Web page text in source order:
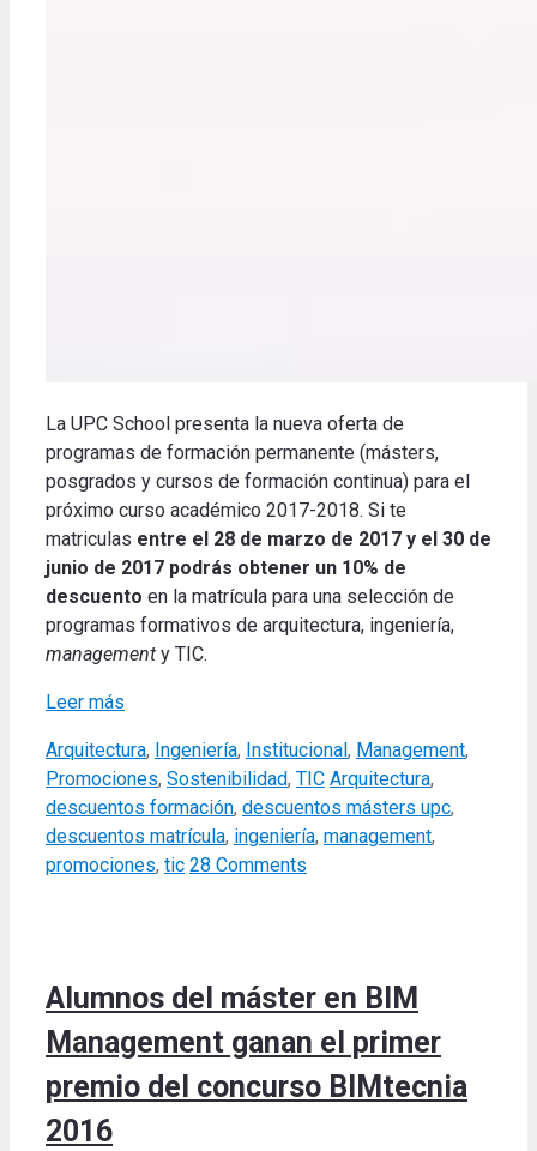
La UPC School presenta la nueva oferta de
programas de formación permanente (másters,
posgrados y cursos de formación continua) para el
próximo curso académico 2017-2018. Si te
matriculas entre el 28 de marzo de 2017 y el 30 de
junio de 2017 podrás obtener un 10% de
descuento en la matrícula para una selección de
programas formativos de arquitectura, ingeniería,
management y TIC.
Leer más
Categories
Arquitectura, Ingeniería, Institucional, Management,
Promociones, Sostenibilidad, TIC Tags
Arquitectura,
descuentos formación, descuentos másters upc,
descuentos matrícula, ingeniería, management,
promociones, tic 28 Comments
Alumnos del máster en BIM
Management ganan el primer
premio del concurso BIMtecnia
2016